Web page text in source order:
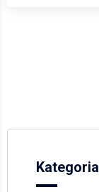
Kategoria